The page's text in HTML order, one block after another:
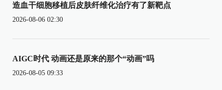
造血干细胞移植后皮肤纤维化治疗有了新靶点
2026-08-06 02:30
AIGC时代 动画还是原来的那个“动画”吗
2026-08-05 09:33